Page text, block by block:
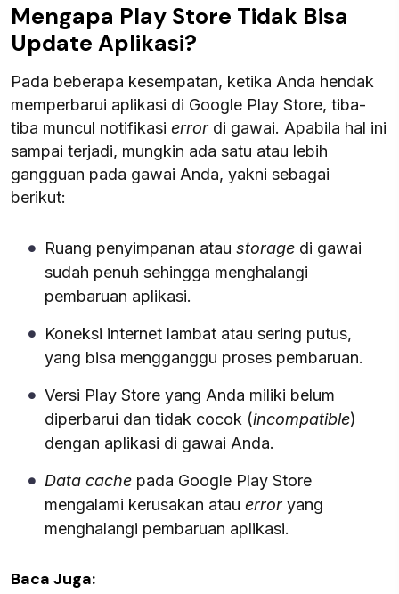
Mengapa Play Store Tidak Bisa
Update Aplikasi?
Pada beberapa kesempatan, ketika Anda hendak
memperbarui aplikasi di Google Play Store, tiba-
tiba muncul notifikasi errordi gawai. Apabila hal ini
sampai terjadi, mungkin ada satu atau lebih
gangguan pada gawai Anda, yakni sebagai
berikut:
Ruang penyimpanan atau storage di gawai
sudah penuh sehingga menghalangi
pembaruan aplikasi.
Koneksi internet lambat atau sering putus,
yang bisa mengganggu proses pembaruan.
Versi Play Store yang Anda miliki belum
diperbarui dan tidak cocok (incompatible)
dengan aplikasi di gawai Anda.
Data cache pada Google Play Store
mengalami kerusakan atau erroryang
menghalangi pembaruan aplikasi.
Baca Juga: